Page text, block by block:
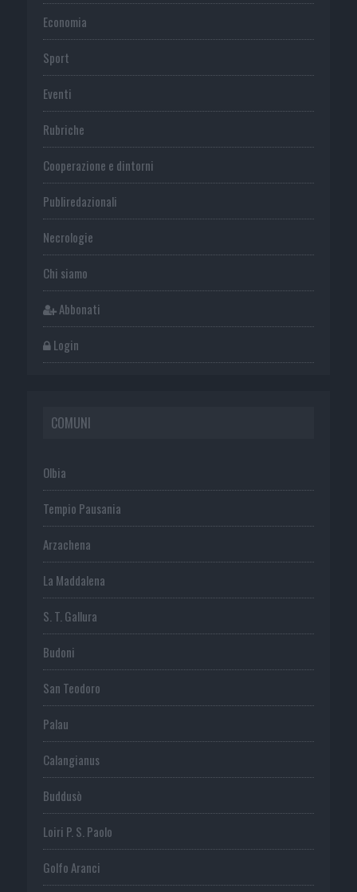
Economia
Sport
Eventi
Rubriche
Cooperazione e dintorni
Publiredazionali
Necrologie
Chi siamo
Abbonati
Login
COMUNI
Olbia
Tempio Pausania
Arzachena
La Maddalena
S. T. Gallura
Budoni
San Teodoro
Palau
Calangianus
Buddusò
Loiri P. S. Paolo
Golfo Aranci